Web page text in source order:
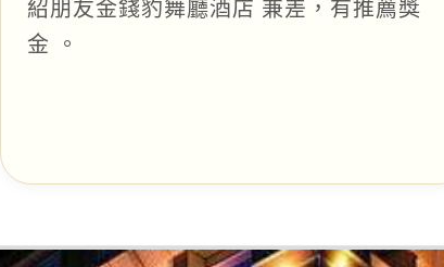
紹朋友金錢豹舞廳酒店 兼差，有推薦獎
金 。